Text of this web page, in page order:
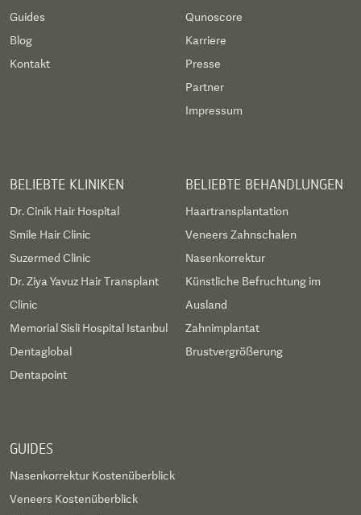
Guides
Blog
Kontakt
Qunoscore
Karriere
Presse
Partner
Impressum
BELIEBTE KLINIKEN
Dr. Cinik Hair Hospital
Smile Hair Clinic
Suzermed Clinic
Dr. Ziya Yavuz Hair Transplant
Clinic
Memorial Sisli Hospital Istanbul
Dentaglobal
Dentapoint
BELIEBTE BEHANDLUNGEN
Haartransplantation
Veneers Zahnschalen
Nasenkorrektur
Künstliche Befruchtung im
Ausland
Zahnimplantat
Brustvergrößerung
GUIDES
Nasenkorrektur Kostenüberblick
Veneers Kostenüberblick